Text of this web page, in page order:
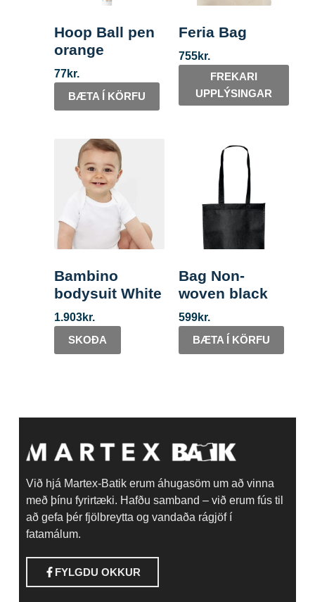
Hoop Ball pen
orange
77kr.
BÆTA Í KÖRFU
Feria Bag
755kr.
FREKARI
UPPLÝSINGAR
Bambino
bodysuit White
1.903kr.
SKOÐA
Bag Non-
woven black
599kr.
BÆTA Í KÖRFU
Við hjá Martex-Batik erum áhugasöm um að vinna
með þínu fyrirtæki. Hafðu samband – við erum fús til
að gefa þér fjölbreytta og vandaða rágjöf í
fatamálum.
FYLGDU OKKUR